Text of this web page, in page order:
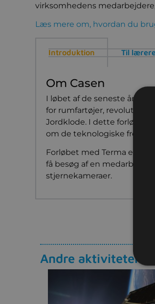
virksomhedens
Læs mere om, hvordan du
Introduktion Til
Om Casen
I løbet af de seneste årtier
for rumfartøjer,
Jordklode. I dette forløb
om de teknologiske
Forløbet med Terma er
få besøg af en
stjernekameraer.
Andre aktiviteter: